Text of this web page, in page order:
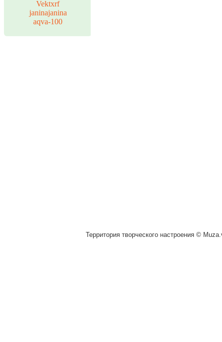
Vektxrf
janinajanina
aqva-100
Территория творческого настроения ©